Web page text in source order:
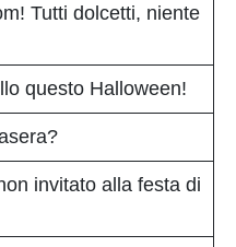
Tutti dolcetti, niente
questo Halloween!
invitato alla festa di